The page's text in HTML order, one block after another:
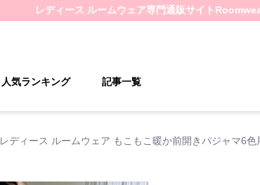
レディース ルームウェア専門通販サイト
人気ランキング 記事一覧
レディース ルームウェア もこもこ暖か前開きパジャマ6色